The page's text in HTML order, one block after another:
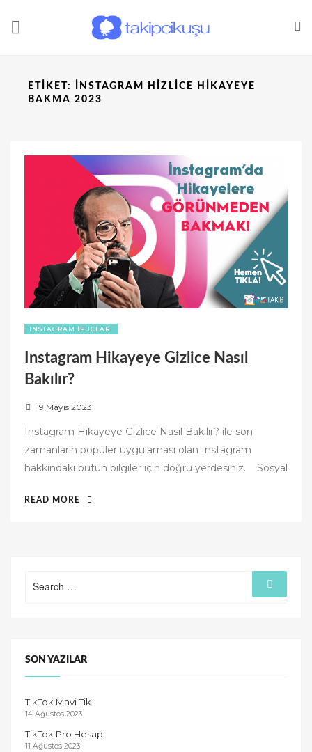
ETIKET:
INSTAGRAM HIZLICE HIKAYEYE
BAKMA 2023
INSTAGRAM İPUÇLARI
Instagram Hikayeye Gizlice Nasıl
Bakılır?
t
e
o
19 Mayıs 2023
Instagram Hikayeye Gizlice Nasıl Bakılır? ile son
zamanların popüler uygulaması olan Instagram
hakkındaki bütün bilgiler için doğru yerdesiniz. Sosyal
READ MORE
for:
Search
SON YAZILAR
TikTok Mavi Tik
14 Ağustos 2023
TikTok Pro Hesap
11 Ağustos 2023